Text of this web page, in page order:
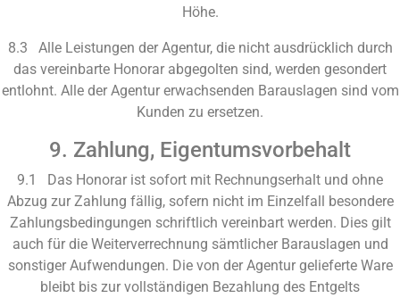
Höhe.
8.3 Alle Leistungen der Agentur, die nicht ausdrücklich durch
das vereinbarte Honorar abgegolten sind, werden gesondert
entlohnt. Alle der Agentur erwachsenden Barauslagen sind vom
Kunden zu ersetzen.
9. Zahlung, Eigentumsvorbehalt
9.1 Das Honorar ist sofort mit Rechnungserhalt und ohne
Abzug zur Zahlung fällig, sofern nicht im Einzelfall besondere
Zahlungsbedingungen schriftlich vereinbart werden. Dies gilt
auch für die Weiterverrechnung sämtlicher Barauslagen und
sonstiger Aufwendungen. Die von der Agentur gelieferte Ware
bleibt bis zur vollständigen Bezahlung des Entgelts